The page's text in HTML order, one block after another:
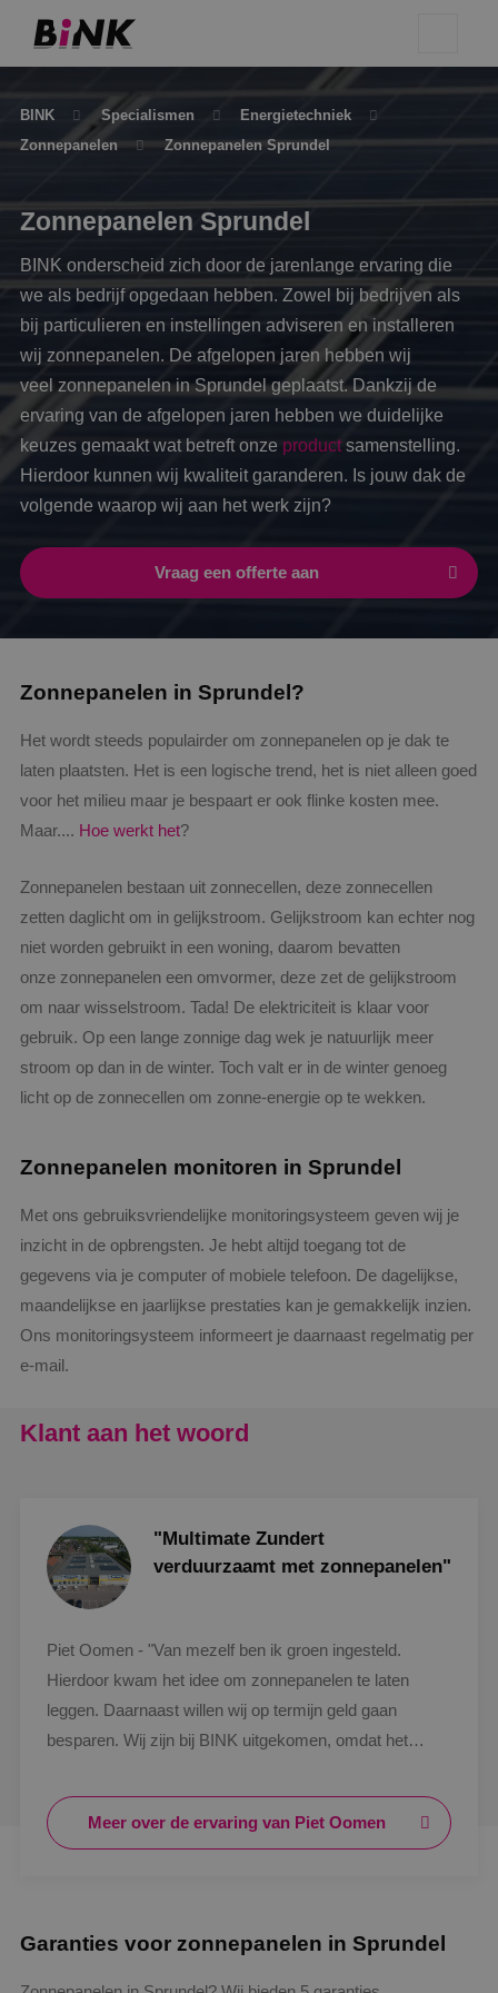
BINK Specialismen
Energietechniek
Zonnepanelen
Zonnepanelen Sprundel
Zonnepanelen Sprundel
BINK onderscheid zich door de jarenlange ervaring die
we als bedrijf opgedaan hebben. Zowel bij bedrijven als
bij particulieren en instellingen adviseren en installeren
wij zonnepanelen. De afgelopen jaren hebben wij
veel zonnepanelen in Sprundel geplaatst. Dankzij de
ervaring van de afgelopen jaren hebben we duidelijke
keuzes gemaakt wat betreft onze productsamenstelling.
Hierdoor kunnen wij kwaliteit garanderen. Is jouw dak de
volgende waarop wij aan het werk zijn?
Vraag een offerte aan
Zonnepanelen in Sprundel?
Het wordt steeds populairder om zonnepanelen op je dak te
laten plaatsten. Het is een logische trend, het is niet alleen goed
voor het milieu maar je bespaart er ook flinke kosten mee.
Maar.... Hoe werkt het?
Zonnepanelen bestaan uit zonnecellen, deze zonnecellen
zetten daglicht om in gelijkstroom. Gelijkstroom kan echter nog
niet worden gebruikt in een woning, daarom bevatten
onze zonnepanelen een omvormer, deze zet de gelijkstroom
om naar wisselstroom. Tada! De elektriciteit is klaar voor
gebruik. Op een lange zonnige dag wek je natuurlijk meer
stroom op dan in de winter. Toch valt er in de winter genoeg
licht op de zonnecellen om zonne-energie op te wekken.
Zonnepanelen monitoren in Sprundel
Met ons gebruiksvriendelijke monitoringsysteem geven wij je
inzicht in de opbrengsten. Je hebt altijd toegang tot de
gegevens via je computer of mobiele telefoon. De dagelijkse,
maandelijkse en jaarlijkse prestaties kan je gemakkelijk inzien.
Ons monitoringsysteem informeert je daarnaast regelmatig per
e-mail.
Klant aan het woord
"Multimate Zundert
verduurzaamt met zonnepanelen"
Piet Oomen - "Van mezelf ben ik groen ingesteld.
Hierdoor kwam het idee om zonnepanelen te laten
leggen. Daarnaast willen wij op termijn geld gaan
besparen. Wij zijn bij BINK uitgekomen, omdat het
geldt ook voor de communicatie met zowel de
monteurs als de verkoper. Ook ben ik tevreden over de
Meer over de ervaring van Piet Oomen
Garanties voor zonnepanelen in Sprundel